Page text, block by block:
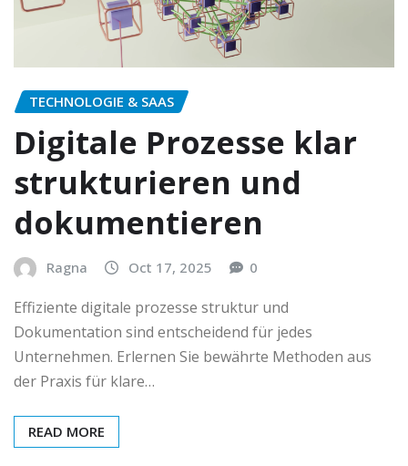
TECHNOLOGIE & SAAS
Digitale Prozesse klar
strukturieren und
dokumentieren
Ragna Oct 17, 2025 0
Effiziente digitale prozesse struktur und
Dokumentation sind entscheidend für jedes
Unternehmen. Erlernen Sie bewährte Methoden aus
der Praxis für klare…
READ MORE